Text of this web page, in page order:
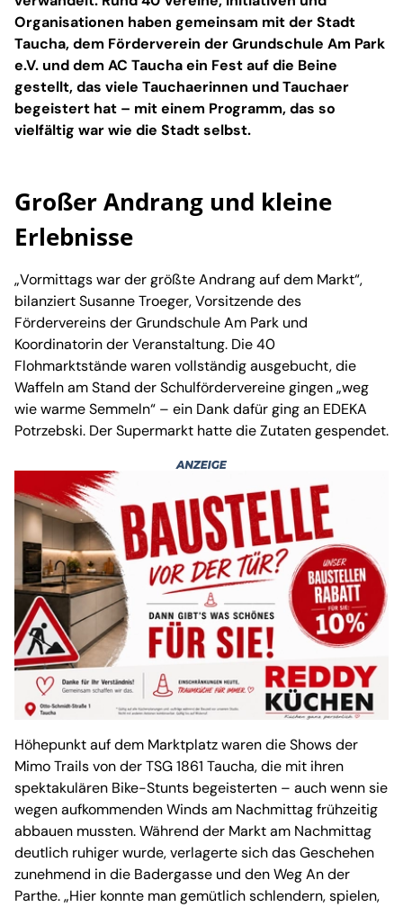
Organisationen haben gemeinsam mit der Stadt
Taucha, dem Förderverein der Grundschule Am Park
e.V. und dem AC Taucha ein Fest auf die Beine
gestellt, das viele Tauchaerinnen und Tauchaer
begeistert hat – mit einem Programm, das so
vielfältig war wie die Stadt selbst.
Großer Andrang und kleine
Erlebnisse
„Vormittags war der größte Andrang auf dem Markt“,
bilanziert Susanne Troeger, Vorsitzende des
Fördervereins der Grundschule Am Park und
Koordinatorin der Veranstaltung. Die 40
Flohmarktstände waren vollständig ausgebucht, die
Waffeln am Stand der Schulfördervereine gingen „weg
wie warme Semmeln“ – ein Dank dafür ging an EDEKA
Potrzebski. Der Supermarkt hatte die Zutaten gespendet.
Höhepunkt auf dem Marktplatz waren die Shows der
Mimo Trails von der TSG 1861 Taucha, die mit ihren
spektakulären Bike-Stunts begeisterten – auch wenn sie
wegen aufkommenden Winds am Nachmittag frühzeitig
abbauen mussten. Während der Markt am Nachmittag
deutlich ruhiger wurde, verlagerte sich das Geschehen
zunehmend in die Badergasse und den Weg An der
Parthe. „Hier konnte man gemütlich schlendern, spielen,